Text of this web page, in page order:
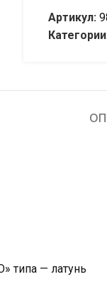
Артикул:
типа — латунь